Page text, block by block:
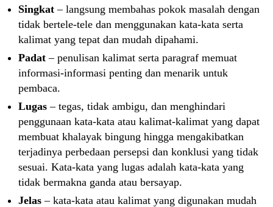
Singkat – langsung membahas pokok masalah dengan
tidak bertele-tele dan menggunakan kata-kata serta
kalimat yang tepat dan mudah dipahami.
Padat – penulisan kalimat serta paragraf memuat
informasi-informasi penting dan menarik untuk
pembaca.
Lugas – tegas, tidak ambigu, dan menghindari
penggunaan kata-kata atau kalimat-kalimat yang dapat
membuat khalayak bingung hingga mengakibatkan
terjadinya perbedaan persepsi dan konklusi yang tidak
sesuai. Kata-kata yang lugas adalah kata-kata yang
tidak bermakna ganda atau bersayap.
Jelas– kata-kata atau kalimat yang digunakan mudah